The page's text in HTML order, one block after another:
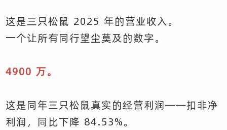
这是三只松鼠 2025 年的营业收入。
一个让所有同行望尘莫及的数字。
4900 万。
这是同年三只松鼠真实的经营利润——扣非净
利润，同比下降 84.53%。